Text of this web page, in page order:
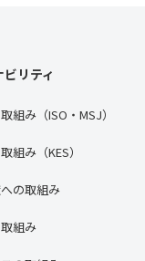
リティ
組み（ISO・MSJ）
組み（KES）
の取組み
組み